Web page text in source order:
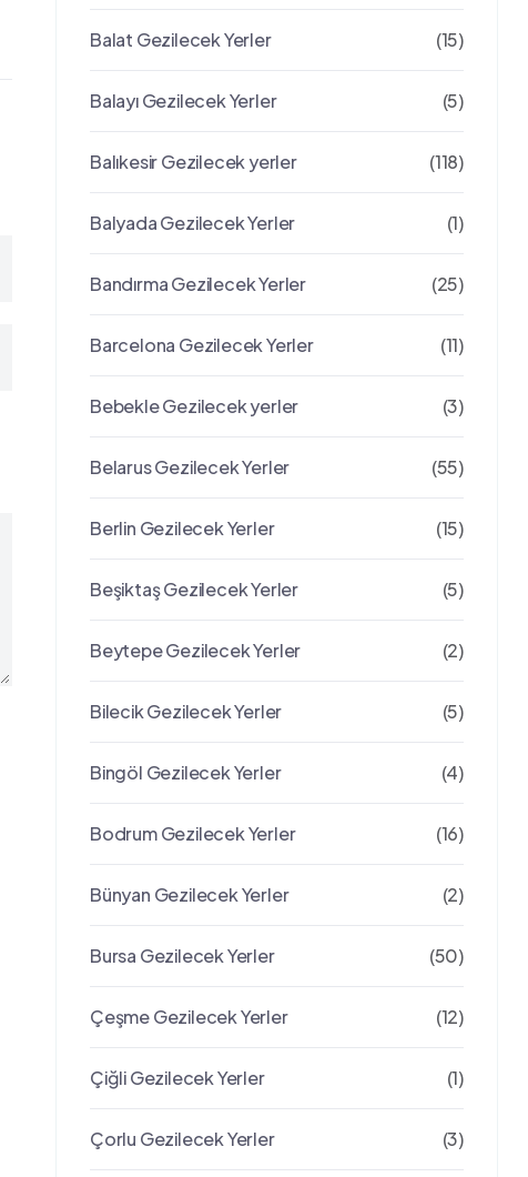
Balat Gezilecek Yerler (15)
Balayı Gezilecek Yerler (5)
Balıkesir Gezilecek yerler (118)
Balyada Gezilecek Yerler (1)
Bandırma Gezilecek Yerler (25)
Barcelona Gezilecek Yerler (11)
Bebekle Gezilecek yerler (3)
Belarus Gezilecek Yerler (55)
Berlin Gezilecek Yerler (15)
Beşiktaş Gezilecek Yerler (5)
Beytepe Gezilecek Yerler (2)
Bilecik Gezilecek Yerler (5)
Bingöl Gezilecek Yerler (4)
Bodrum Gezilecek Yerler (16)
Bünyan Gezilecek Yerler (2)
Bursa Gezilecek Yerler (50)
Çeşme Gezilecek Yerler (12)
Çiğli Gezilecek Yerler (1)
Çorlu Gezilecek Yerler (3)